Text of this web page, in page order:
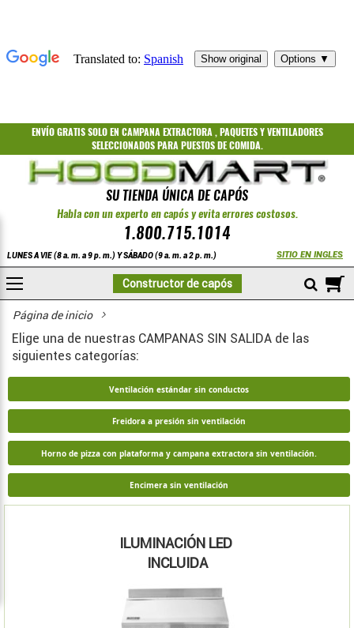
ENVÍO GRATISSOLO EN CAMPANA EXTRACTORA ,PAQUETESYVENTILADORES
SELECCIONADOS PARA PUESTOS DE COMIDA.
SU TIENDA ÚNICA DE CAPÓS
Habla con un experto en capós y evita errores costosos.
1.800.715.1014
LUNES A VIE (8 a. m. a 9 p. m.) Y SÁBADO (9 a. m. a 2 p. m.) SITIO EN INGLES
Constructor de capós
Página de inicio
COMPRAR
Elige una de nuestras CAMPANAS SIN SALIDA de las
siguientes categorías:
Ventilación estándar sin conductos
Freidora a presión sin ventilación
Horno de pizza con plataforma y campana extractora sin ventilación.
Encimera sin ventilación
ILUMINACIÓN LED
INCLUIDA